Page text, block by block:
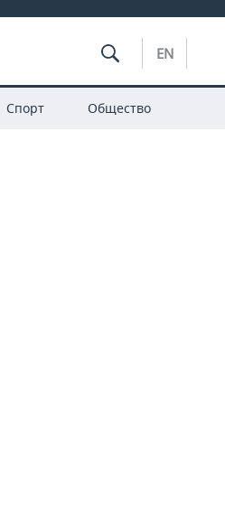
EN
Спорт Общество